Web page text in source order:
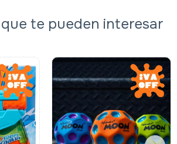
te pueden interesar